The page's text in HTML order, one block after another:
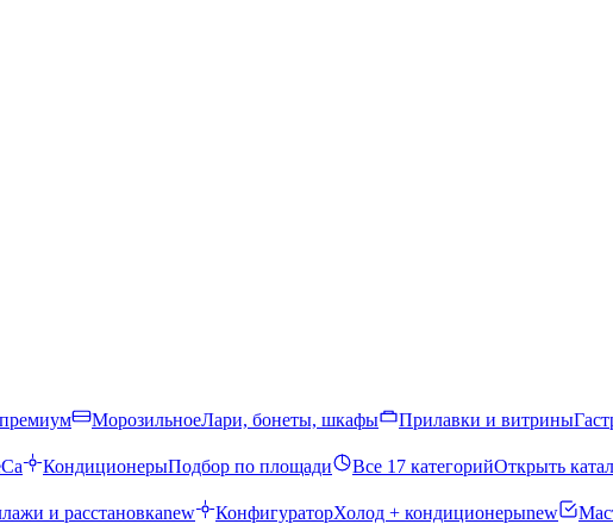
МорозильноеЛари, бонеты, шкафы Прилавки и витрины
КондиционерыПодбор по площади Все 17 категорийОткрыть
и расстановкаnew КонфигураторХолод + кондиционерыnew